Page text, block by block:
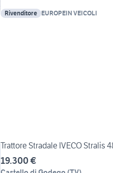
Rivenditore EUROPEIN VEICOLI
Trattore Stradale IVECO Stralis
19.300 €